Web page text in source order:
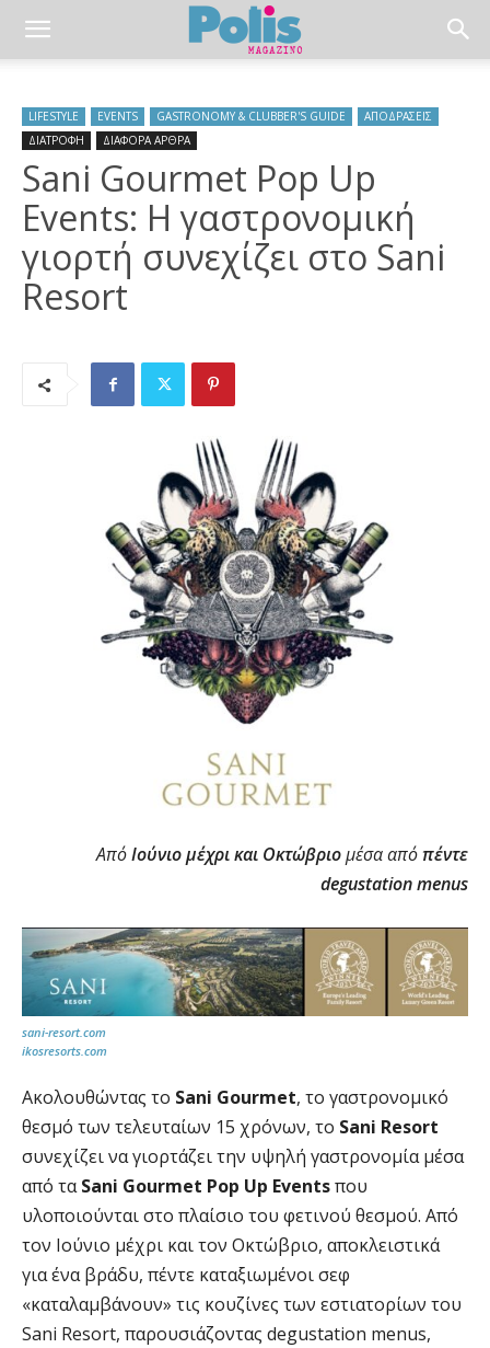
LIFESTYLE EVENTS GASTRONOMY & CLUBBER'S GUIDE
ΑΠΟΔΡΑΣΕΙΣ
ΔΙΑΤΡΟΦΗ
ΔΙΑΦΟΡΑ ΑΡΘΡΑ
Sani Gourmet Pop Up
Events: Η γαστρονομική
γιορτή συνεχίζει στο Sani
Resort
ΑπόΙούνιο μέχρι και Οκτώβριομέσα απόπέντε
degustation menus
sani-resort.com
ikosresorts.com
Ακολουθώντας το Sani Gourmet, το γαστρονομικό
θεσμό των τελευταίων 15 χρόνων, το Sani Resort
συνεχίζει να γιορτάζει την υψηλή γαστρονομία μέσα
από ταSani Gourmet Pop Up Eventsπου
υλοποιούνται στο πλαίσιο του φετινού θεσμού. Από
τον Ιούνιο μέχρι και τον Οκτώβριο, αποκλειστικά
για ένα βράδυ, πέντε καταξιωμένοι σεφ
«καταλαμβάνουν» τις κουζίνες των εστιατορίων του
Sani Resort, παρουσιάζοντας degustation menus,